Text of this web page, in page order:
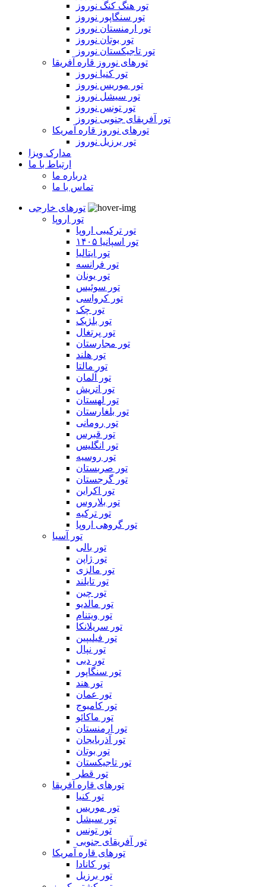
تور هنگ کنگ نوروز
تور سنگاپور نوروز
تور ارمنستان نوروز
تور بوتان نوروز
تور تاجیکستان نوروز
تورهای نوروز قاره آفریقا
تور کنیا نوروز
تور موریس نوروز
تور سیشل نوروز
تور تونس نوروز
تور آفریقای جنوبی نوروز
تورهای نوروز قاره آمریکا
تور برزیل نوروز
مدارک ویزا
ارتباط با ما
درباره ما
تماس با ما
تورهای خارجی
تور اروپا
تور ترکیبی اروپا
تور اسپانیا ۱۴۰۵
تور ایتالیا
تور فرانسه
تور یونان
تور سوئیس
تور کرواسی
تور چک
تور بلژیک
تور پرتغال
تور مجارستان
تور هلند
تور مالتا
تور آلمان
تور اتریش
تور لهستان
تور بلغارستان
تور رومانی
تور قبرس
تور انگلیس
تور روسیه
تور صربستان
تور گرجستان
تور اکراین
تور بلاروس
تور ترکیه
تور گروهی اروپا
تور آسیا
تور بالی
تور ژاپن
تور مالزی
تور تایلند
تور چین
تور مالدیو
تور ویتنام
تور سریلانکا
تور فیلیپین
تور نپال
تور دبی
تور سنگاپور
تور هند
تور عمان
تور کامبوج
تور ماکائو
تور ارمنستان
تور آذربایجان
تور بوتان
تور تاجیکستان
تور قطر
تورهای قاره آفریقا
تور کنیا
تور موریس
تور سیشل
تور تونس
تور آفریقای جنوبی
تورهای قاره آمریکا
تور کانادا
تور برزیل